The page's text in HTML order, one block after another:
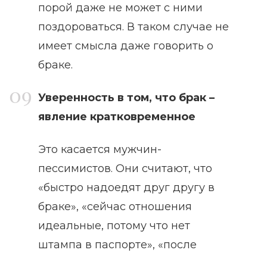
порой даже не может с ними
поздороваться. В таком случае не
имеет смысла даже говорить о
браке.
Уверенность в том, что брак –
явление кратковременное
Это касается мужчин-
пессимистов. Они считают, что
«быстро надоедят друг другу в
браке», «сейчас отношения
идеальные, потому что нет
штампа в паспорте», «после